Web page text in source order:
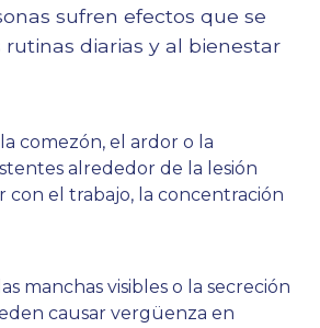
sufren efectos que se
diarias y al bienestar
comezón, el ardor o la
alrededor de la lesión
el trabajo, la concentración
manchas visibles o la secreción
causar vergüenza en